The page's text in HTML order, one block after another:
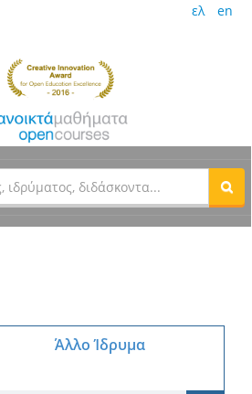
ελ en
Άλλο Ίδρυμα